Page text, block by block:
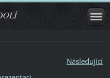
Následující